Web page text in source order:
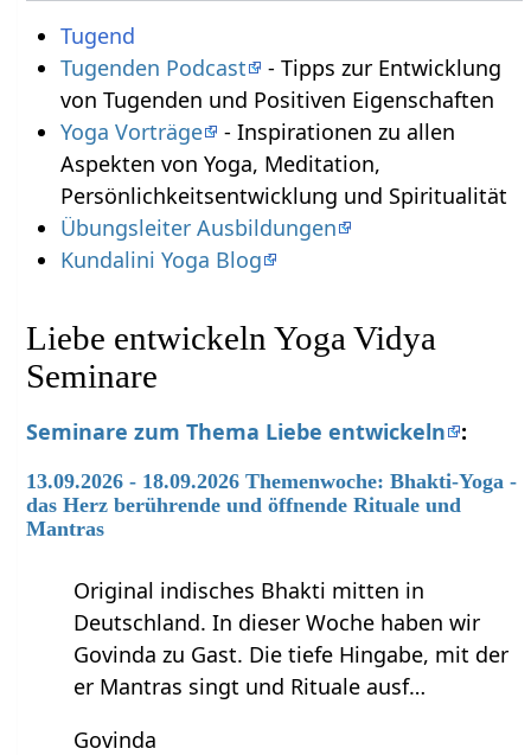
Tugend
Tugenden Podcast
- Tipps zur Entwicklung
von Tugenden und Positiven Eigenschaften
Yoga Vorträge
- Inspirationen zu allen
Aspekten von Yoga, Meditation,
Persönlichkeitsentwicklung und Spiritualität
Übungsleiter Ausbildungen
Kundalini Yoga Blog
Liebe entwickeln Yoga Vidya
Seminare
Seminare zum Thema Liebe entwickeln :
13.09.2026 - 18.09.2026 Themenwoche: Bhakti-Yoga -
das Herz berührende und öffnende Rituale und
Mantras
Original indisches Bhakti mitten in
Deutschland. In dieser Woche haben wir
Govinda zu Gast. Die tiefe Hingabe, mit der
er Mantras singt und Rituale ausf…
Govinda